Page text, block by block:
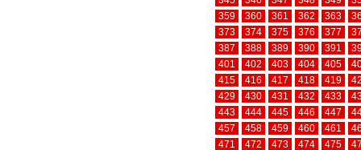
359
360 361 362 363
373
374 375 376 377
387
388 389 390 391
401
402 403 404 405
415
416 417 418 419
429
430 431 432 433
443
444 445 446 447
457
458 459 460 461
471
472 473 474 475